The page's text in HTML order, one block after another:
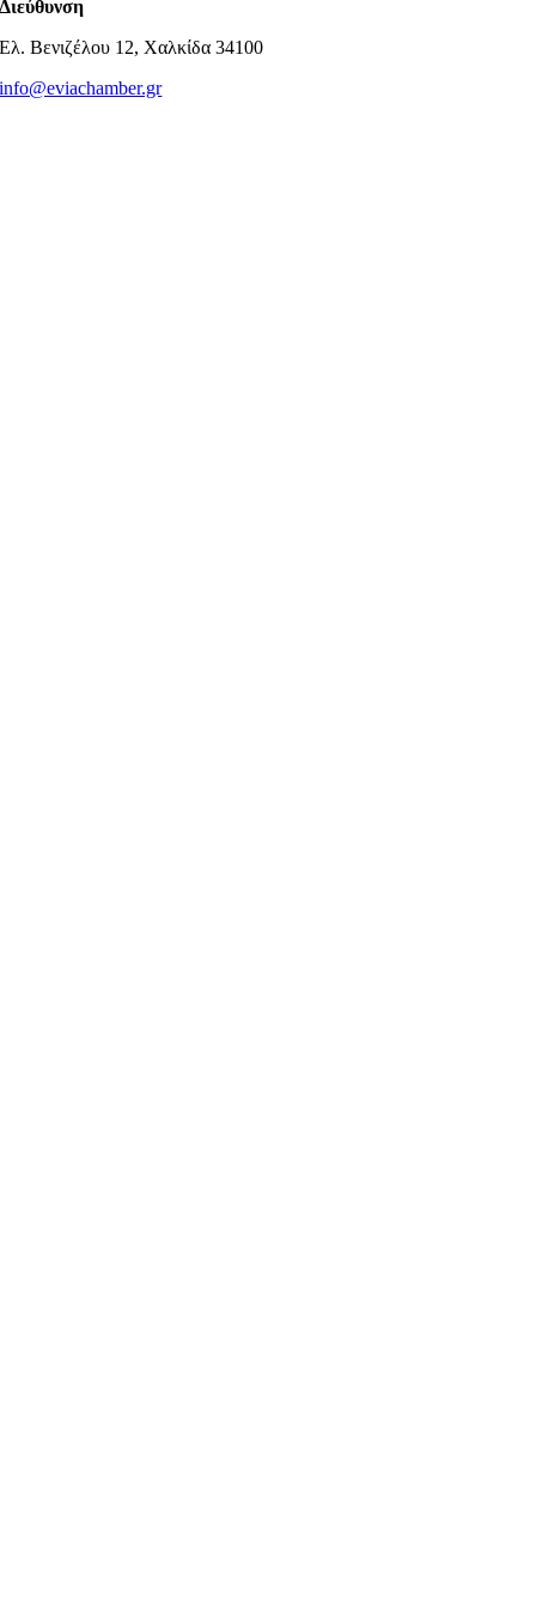
Διεύθυνση
Ελ. Βενιζέλου 12, Χαλκίδα 34100
info@eviachamber.gr